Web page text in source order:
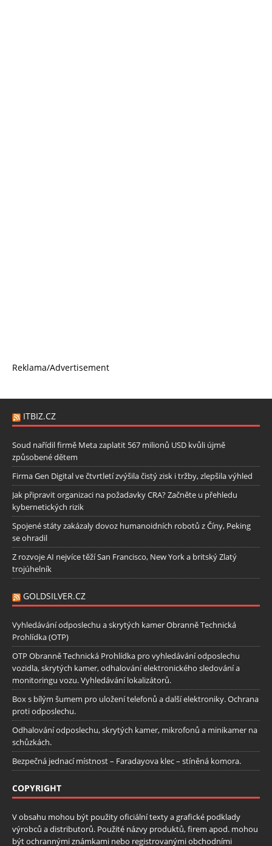
Reklama/Advertisement
ITBIZ.CZ
Soud nařídil firmě Meta zaplatit 567 milionů USD kvůli újmě
způsobené dětem
Firma Gen Digital ve čtvrtletí zvýšila čistý zisk i tržby, zlepšila výhled
Jak připravit organizaci na požadavky CRA? Začněte u přehledu
kybernetických rizik
Spojené státy zakázaly dovoz humanoidních robotů z Číny, Peking
se ohradil
Z rozvoje AI nejvíce těží San Francisco, New York a britský Zlatý
trojúhelník
GOLDSILVER.CZ
Vyhledávání odposlechu a skrytých kamer Obranně Technická
Prohlídka (OTP)
OTP Obranně Technická Prohlídka pro vyhledávání odposlechu
vozidla, skrytých kamer, odhalování elektronického sledování a
monitoringu vozu. Vyhledávání lokalizátorů.
Box s bílým šumem pro uložení telefonů a další elektroniky. Ochrana
proti odposlechu.
Odhalování odposlechu, skrytých kamer, mikrofonů a minikamer na
schůzkách.
Bezpečná jednací místnost – Faradayova klec – stíněná komora.
COPYRIGHT
V obsahu mohou být použity oficiální texty a grafické podklady
výrobců a distributorů. Použité názvy produktů, firem apod. mohou
být ochrannými známkami nebo registrovanými obchodními